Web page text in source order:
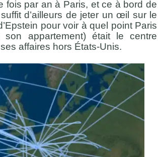
fois par an à Paris, et ce à bord de
d’ailleurs de jeter un œil sur le
pour voir à quel point Paris
son appartement) était le centre
affaires hors États-Unis.